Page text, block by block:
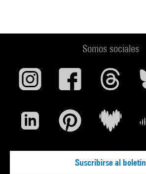
Somos sociales
Suscribirse al boletín